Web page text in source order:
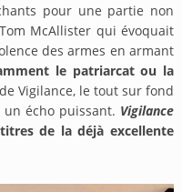
pour une partie non
McAllister qui évoquait
des armes en armant
le patriarcat ou la
Vigilance, le tout sur fond
un écho puissant. Vigilance
de la déjà excellente